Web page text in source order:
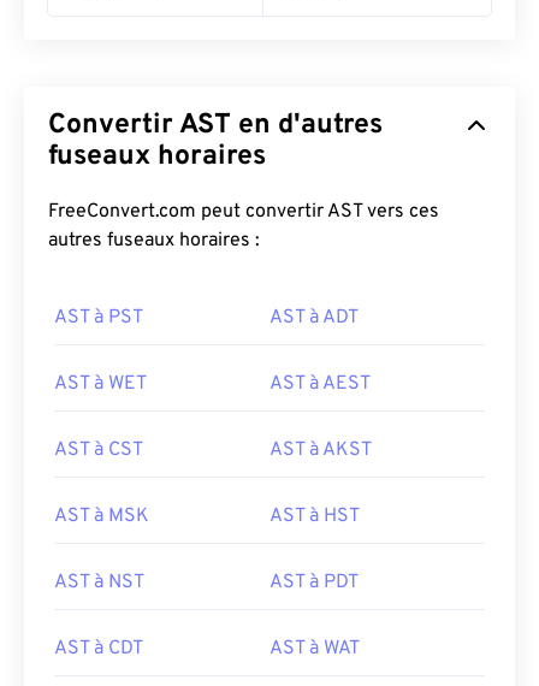
Convertir AST en d'autres
fuseaux horaires
FreeConvert.com peut convertir AST vers ces
autres fuseaux horaires :
AST à PST AST à ADT
AST à WET AST à AEST
AST à CST AST à AKST
AST à MSK AST à HST
AST à NST AST à PDT
AST à CDT AST à WAT